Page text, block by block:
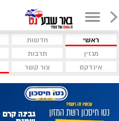
ראשי חדשות
מגזין
תרבות
אינדקס
צור קשר